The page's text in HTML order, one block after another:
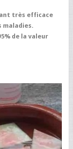
très efficace
maladies.
de la valeur